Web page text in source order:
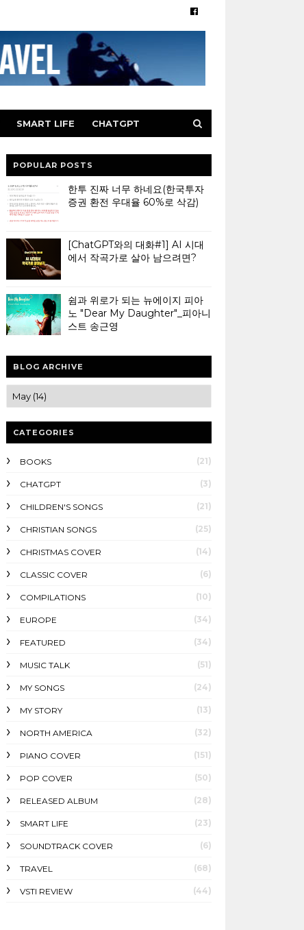
SMART LIFE CHATGPT
POPULAR POSTS
한투 진짜 너무 하네요(한국투자
증권 환전 우대율 60%로 삭감)
[ChatGPT와의 대화#1] AI 시대
에서 작곡가로 살아 남으려면?
쉼과 위로가 되는 뉴에이지 피아
노 "Dear My Daughter"_피아니
스트 송근영
BLOG ARCHIVE
CATEGORIES
BOOKS (21)
CHATGPT (3)
CHILDREN'S SONGS (21)
CHRISTIAN SONGS (25)
CHRISTMAS COVER (14)
CLASSIC COVER (6)
COMPILATIONS (10)
EUROPE (34)
FEATURED (34)
MUSIC TALK (51)
MY SONGS (24)
MY STORY (13)
NORTH AMERICA (32)
PIANO COVER (151)
POP COVER (50)
RELEASED ALBUM (28)
SMART LIFE (23)
SOUNDTRACK COVER (6)
TRAVEL (68)
VSTI REVIEW (44)